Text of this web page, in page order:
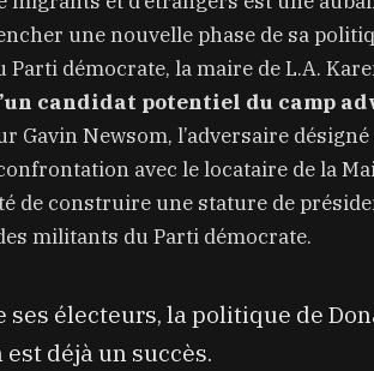
une nouvelle phase de sa
démocrate, la maire de L.A.
candidat potentiel du camp
Gavin Newsom, l’adversaire
avec le locataire de la
de construire une stature de
militants du Parti démocrate.
ses électeurs, la politique de
déjà un succès.